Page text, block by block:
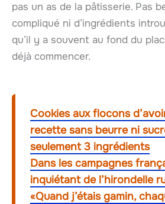
pas un as de la pâtisserie. Pas
compliqué ni d’ingrédients
qu’il y a souvent au fond du
déjà commencer.
Cookies aux flocons
recette sans beurre ni
seulement 3 ingrédients
Dans les campagnes
inquiétant de l’hirondelle
«Quand j’étais gamin,